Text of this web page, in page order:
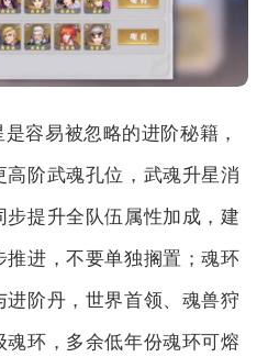
容易被忽略的进阶秘籍，
阶武魂孔位，武魂升星消
提升全队伍属性加成，建
进，不要单独搁置；魂环
进阶丹，世界首领、魂兽狩
环，多余低年份魂环可熔